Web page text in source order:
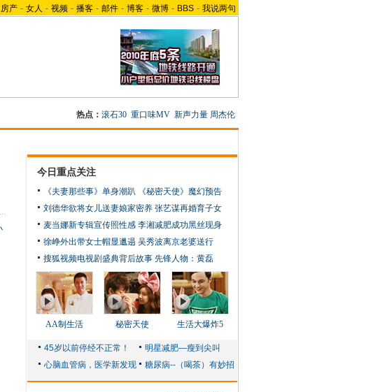
房产 - 女人 - 视频 - 播客 - 邮件 - 博客 - 微博 - BBS - 我说两句
热点： 滚石30 重口味MV 新声力量 周杰伦
今日重点关注
《夫妻那些事》单身潮趴
《秘密天使》魔幻预告
刘德华欲将女儿送妻娘家密养 张艺谋再婚育子女
麦当娜新专辑宣传照性感 李湘减肥成功黑丝现身
徐峥外出带女士帽显邋遢 吴秀波离京老婆送行
搜狐视频电视剧盛典背后故事 先锋人物：黄磊
AA制生活 秘密天使 生活大爆炸5